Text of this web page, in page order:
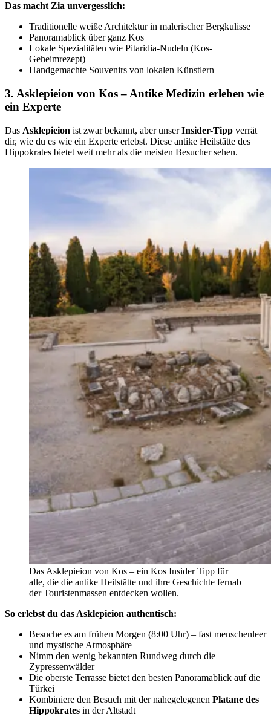
Das macht Zia unvergesslich:
Traditionelle weiße Architektur in malerischer Bergkulisse
Panoramablick über ganz Kos
Lokale Spezialitäten wie Pitaridia-Nudeln (Kos-
Geheimrezept)
Handgemachte Souvenirs von lokalen Künstlern
3. Asklepieion von Kos – Antike Medizin erleben wie
ein Experte
Das Asklepieion ist zwar bekannt, aber unserInsider-Tipp verrät
dir, wie du es wie ein Experte erlebst. Diese antike Heilstätte des
Hippokrates bietet weit mehr als die meisten Besucher sehen.
Das Asklepieion von Kos – ein Kos Insider Tipp für
alle, die die antike Heilstätte und ihre Geschichte fernab
der Touristenmassen entdecken wollen.
So erlebst du das Asklepieion authentisch:
Besuche es am frühen Morgen (8:00 Uhr) – fast menschenleer
und mystische Atmosphäre
Nimm den wenig bekannten Rundweg durch die
Zypressenwälder
Die oberste Terrasse bietet den besten Panoramablick auf die
Türkei
Kombiniere den Besuch mit der nahegelegenen Platane des
Hippokrates in der Altstadt